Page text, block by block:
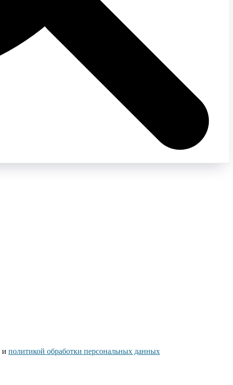
и политикой обработки персональных данных